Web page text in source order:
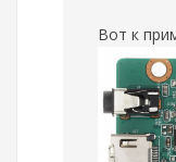
Вот к